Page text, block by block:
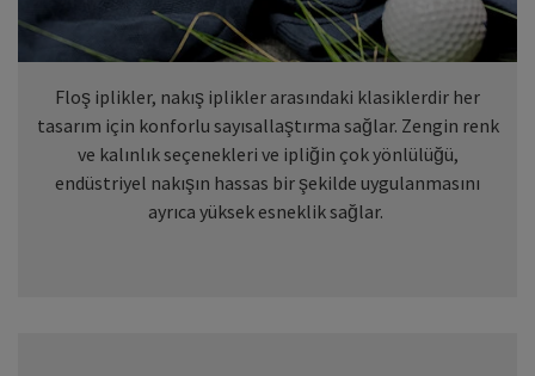
Floş iplikler, nakış iplikler arasındaki klasiklerdir her
tasarım için konforlu sayısallaştırma sağlar. Zengin renk
ve kalınlık seçenekleri ve ipliğin çok yönlülüğü,
endüstriyel nakışın hassas bir şekilde uygulanmasını
ayrıca yüksek esneklik sağlar.